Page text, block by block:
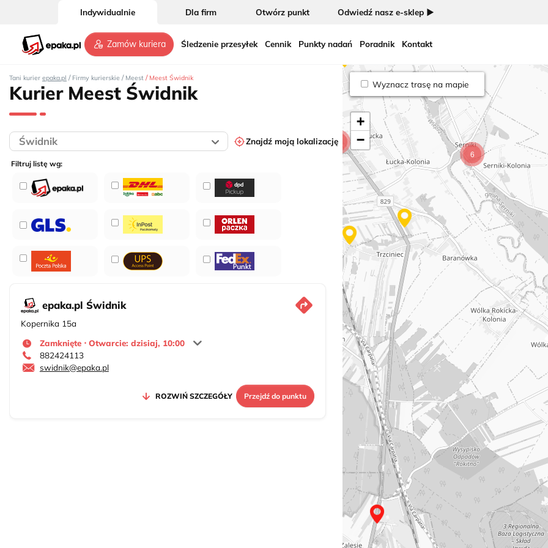
Indywidualnie Dla firm Otwórz punkt Odwiedź nasz e-sklep ►
Zamów kuriera Śledzenie przesyłek Cennik Punkty nadań Poradnik Kontakt
Tani kurier epaka.pl / Firmy kurierskie / Meest / Meest Świdnik
Kurier Meest Świdnik
Znajdź moją lokalizację
Filtruj listę wg:
epaka.pl Świdnik
Kopernika 15a
Zamknięte ⋅ Otwarcie: dzisiaj, 10:00
882424113
swidnik@epaka.pl
ROZWIŃ SZCZEGÓŁY Przejdź do punktu
Wyznacz trasę na mapie
6
7
+
−